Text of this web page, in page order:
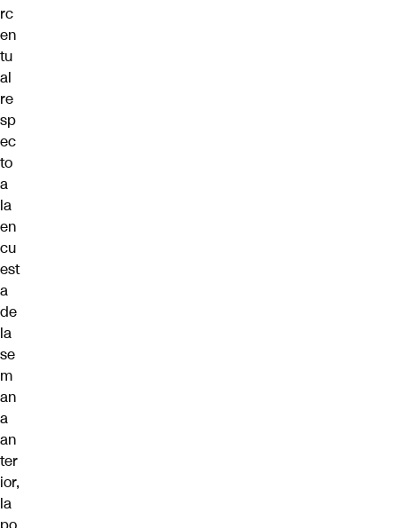
rc
en
tu
al
re
sp
ec
to
a
la
en
cu
est
a
de
la
se
m
an
a
an
ter
ior,
la